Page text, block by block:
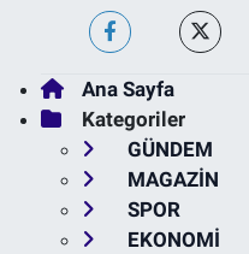
Ana Sayfa
Kategoriler
GÜNDEM
MAGAZİN
SPOR
EKONOMİ